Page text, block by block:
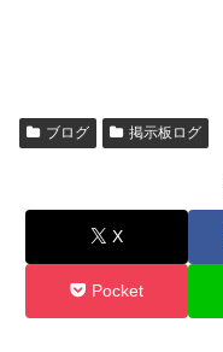
ブログ 掲示板ログ
X
Pocket